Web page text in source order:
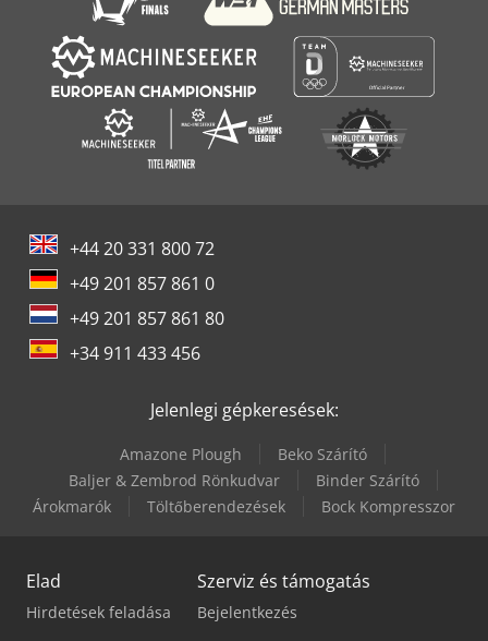
+44 20 331 800 72
+49 201 857 861 0
+49 201 857 861 80
+34 911 433 456
Jelenlegi gépkeresések:
Amazone Plough
Beko Szárító
Baljer & Zembrod Rönkudvar
Binder Szárító
Árokmarók
Töltőberendezések Bock Kompresszor
Elad
Hirdetések feladása
Szerviz és támogatás
Bejelentkezés